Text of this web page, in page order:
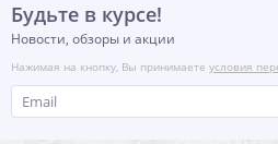
Будьте в курсе!
Новости, обзоры и акции
Нажимая на кнопку, Вы принимаете условия